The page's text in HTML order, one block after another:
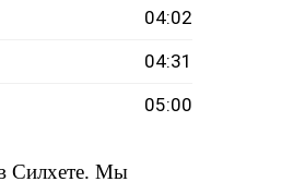
04:02
04:31
05:00
Силхете. Мы